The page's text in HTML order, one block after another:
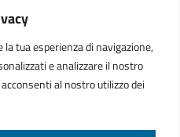
tua esperienza di navigazione,
e analizzare il nostro
al nostro utilizzo dei